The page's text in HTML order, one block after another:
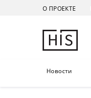
О ПРОЕКТЕ
Новости